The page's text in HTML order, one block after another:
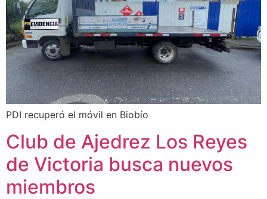
PDI recuperó el móvil en Biobío
Club de Ajedrez Los Reyes
de Victoria busca nuevos
miembros